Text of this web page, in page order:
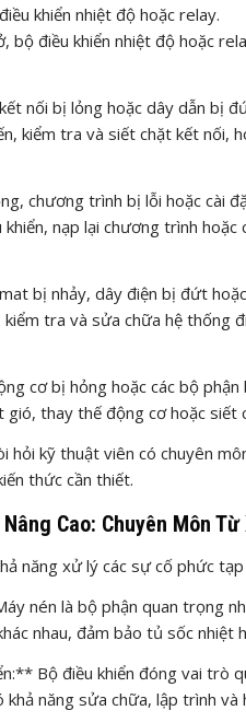
khiển nhiệt độ hoặc relay.
điều khiển nhiệt độ hoặc
nối bị lỏng hoặc dây dẫn bị
kiểm tra và siết chặt kết nối,
chương trình bị lỗi hoặc cài
nạp lại chương trình hoặc
bị nhảy, dây điện bị đứt
tra và sửa chữa hệ thống
cơ bị hỏng hoặc các bộ phận
thay thế động cơ hoặc siết
hỏi kỹ thuật viên có chuyên
thức cần thiết.
Cao: Chuyên Môn Từ
năng xử lý các sự cố phức
nén là bộ phận quan trọng
nhau, đảm bảo tủ sốc nhiệt
Bộ điều khiển đóng vai trò
năng sửa chữa, lập trình và